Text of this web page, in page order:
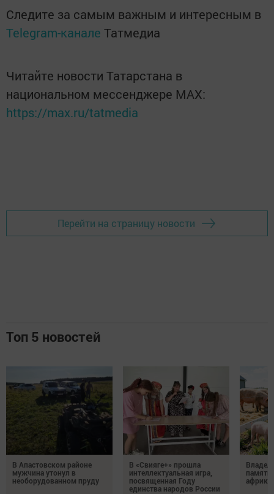
Следите за самым важным и интересным в
Telegram-канале Татмедиа
Читайте новости Татарстана в
национальном мессенджере MАХ:
https://max.ru/tatmedia
Перейти на страницу новости
Топ 5 новостей
В Апастовском районе
мужчина утонул в
необорудованном пруду
В «Свияге+» прошла
интеллектуальная игра,
посвященная Году
единства народов России